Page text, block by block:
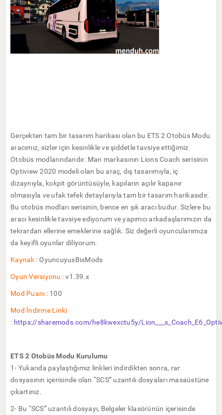
Gerçekten tam bir tasarım harikası olan bu ETS 2 Otobüs Modu
aracımız, sizler için kesinlikle ve şiddetle tavsiye ettiğimiz
Otobüs modlarındandır. Man markasının Lions Coach serisinin
Optiview 2020 modeli olan bu araç, dış tasarımıyla, iç
dizaynıyla, kokpit görüntüsüyle, kapıların açılır kapanır
olmasıyla ve ufak tefek detaylarıyla tam bir tasarım harikasıdır.
Bu otobüs modları serisinin, bence en şık aracı budur. Sizlere bu
aracı kesinlikle tavsiye ediyorum ve yapımcı arkadaşlarımızın da
tekrardan ellerine emeklerine sağlık. Siz değerli oyuncularımıza
da keyifli oyunlar diliyorum.
Kaynak :OyuncuyusBisMods
Oyun Versiyonu :v1.39.x
Mod Puanı : 100
Mod İndirme Linki
: https://sharemods.com/he8kwexctu5y/
ETS 2 Otobüs Modu Kurulumu
1- Yukarıda paylaştığımız linkleri indirdikten sonra, rar
dosyasının içerisinde olan “SCS” uzantılı dosyaları masaüstüne
çıkartınız.
2- Bu “SCS” uzantılı dosyayı, Belgeler klasörünün içerisinde